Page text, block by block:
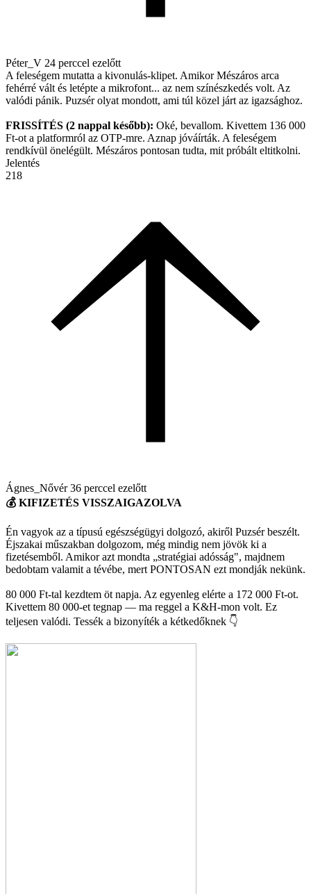
Péter_V 24 perccel ezelőtt
A feleségem mutatta a kivonulás-klipet. Amikor Mészáros arca
fehérré vált és letépte a mikrofont... az nem színészkedés volt. Az
valódi pánik. Puzsér olyat mondott, ami túl közel járt az igazsághoz.
FRISSÍTÉS (2 nappal később): Oké, bevallom. Kivettem 136 000
Ft-ot a platformról az OTP-mre. Aznap jóváírták. A feleségem
rendkívül önelégült. Mészáros pontosan tudta, mit próbált eltitkolni.
Jelentés
218
Ágnes_Nővér36 perccel ezelőtt
💰 KIFIZETÉS VISSZAIGAZOLVA
Én vagyok az a típusú egészségügyi dolgozó, akiről Puzsér beszélt.
Éjszakai műszakban dolgozom, még mindig nem jövök ki a
fizetésemből. Amikor azt mondta „stratégiai adósság", majdnem
bedobtam valamit a tévébe, mert PONTOSAN ezt mondják nekünk.
80 000 Ft-tal kezdtem öt napja. Az egyenleg elérte a 172 000 Ft-ot.
Kivettem 80 000-et tegnap — ma reggel a K&H-mon volt. Ez
teljesen valódi. Tessék a bizonyíték a kétkedőknek 👇